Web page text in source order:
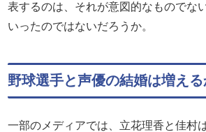
表するのは、それが意図的なものでな
いったのではないだろうか。
野球選手と声優の結婚は増える
一部のメディアでは、立花理香と佳村